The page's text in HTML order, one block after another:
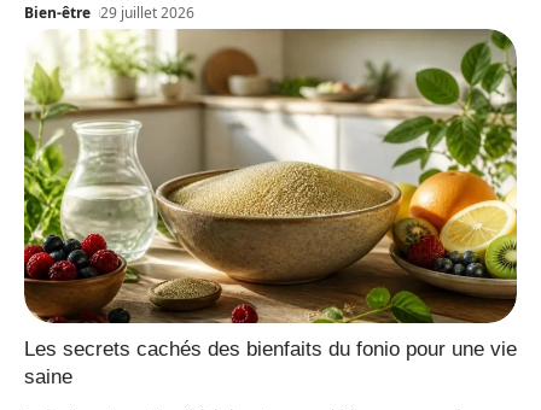
Bien-être 29 juillet 2026
Les secrets cachés des bienfaits du fonio pour une vie
saine